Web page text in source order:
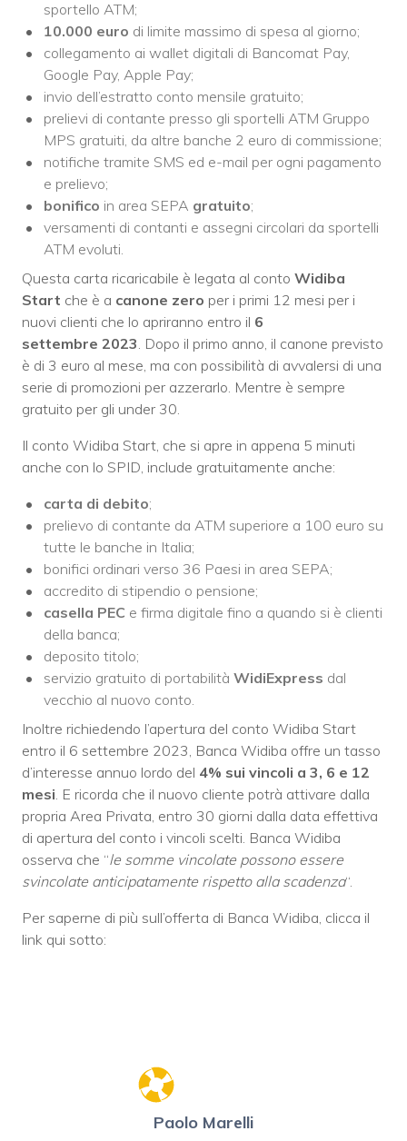
sportello ATM;
10.000 euro di limite massimo di spesa al giorno;
collegamento ai wallet digitali di Bancomat Pay,
Google Pay, Apple Pay;
invio dell’estratto conto mensile gratuito;
prelievi di contante presso gli sportelli ATM Gruppo
MPS gratuiti, da altre banche 2 euro di commissione;
notifiche tramite SMS ed e-mail per ogni pagamento
e prelievo;
bonifico in area SEPA gratuito;
versamenti di contanti e assegni circolari da sportelli
ATM evoluti.
Questa carta ricaricabile è legata al conto Widiba
Start che è a canone zero per i primi 12 mesi per i
nuovi clienti che lo apriranno entro il 6
settembre 2023 . Dopo il primo anno, il canone previsto
è di 3 euro al mese, ma con possibilità di avvalersi di una
serie di promozioni per azzerarlo. Mentre è sempre
gratuito per gli under 30.
Il conto Widiba Start, che si apre in appena 5 minuti
anche con lo SPID, include gratuitamente anche:
carta di debito;
prelievo di contante da ATM superiore a 100 euro su
tutte le banche in Italia;
bonifici ordinari verso 36 Paesi in area SEPA;
accredito di stipendio o pensione;
casella PEC e firma digitale fino a quando si è clienti
della banca;
deposito titolo;
servizio gratuito di portabilità WidiExpress dal
vecchio al nuovo conto.
Inoltre richiedendo l’apertura del conto Widiba Start
entro il 6 settembre 2023, Banca Widiba offre un tasso
d’interesse annuo lordo del 4% sui vincoli a 3, 6 e 12
mesi . E ricorda che il nuovo cliente potrà attivare dalla
propria Area Privata, entro 30 giorni dalla data effettiva
di apertura del conto i vincoli scelti. Banca Widiba
osserva che “le somme vincolate possono essere
svincolate anticipatamente rispetto alla scadenza“.
Per saperne di più sull’offerta di Banca Widiba, clicca il
link qui sotto:
Paolo Marelli